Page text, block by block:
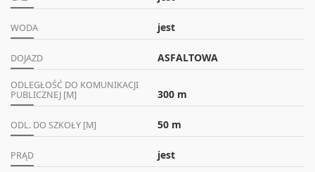
WODA jest
DOJAZD ASFALTOWA
ODLEGŁOŚĆ DO KOMUNIKACJI
PUBLICZNEJ [M]
300 m
ODL. DO SZKOŁY [M] 50 m
PRĄD jest